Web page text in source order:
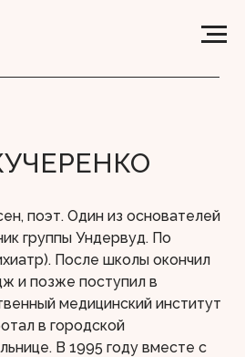
поэт. Один из основателей
группы Ундервуд. По
После школы окончил
и позже поступил в
медицинский институт
в городской
В 1995 году вместе с